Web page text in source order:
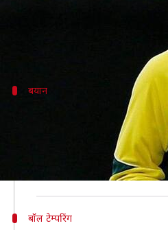
ऑस्ट्रेलिया के स्टार बल्लेबाज
दरअसल, क्रिकेट ऑस्ट्रेलिया
बयान
हमारे पास कुछ युवा
एडिंग्स ने कहा कि स्मिथ जब
उन्होंने आगे कहा, "सबसे पहले
बारे में नहीं होना चाहिए,
बॉल टेम्परिंग